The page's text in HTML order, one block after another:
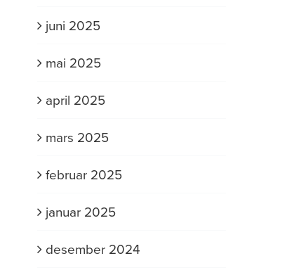
juni 2025
mai 2025
april 2025
mars 2025
februar 2025
januar 2025
desember 2024